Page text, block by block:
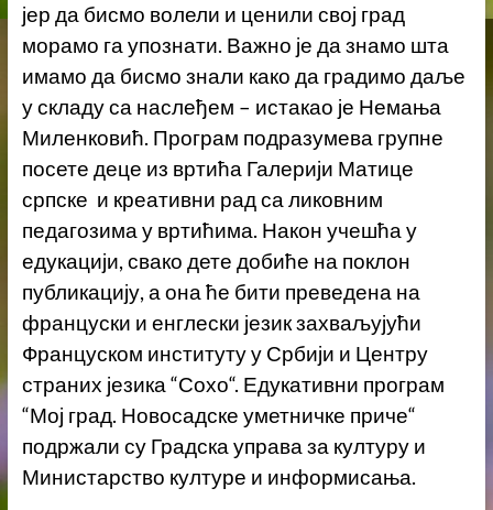
јер да бисмо волели и ценили свој град
морамо га упознати. Важно је да знамо шта
имамо да бисмо знали како да градимо даље
у складу са наслеђем – истакао је Немања
Миленковић. Програм подразумева групне
посете деце из вртића Галерији Матице
српске и креативни рад са ликовним
педагозима у вртићима. Након учешћа у
едукацији, свако дете добиће на поклон
публикацију, а она ће бити преведена на
француски и енглески језик захваљујући
Француском институту у Србији и Центру
страних језика “Сохо“. Едукативни програм
“Мој град. Новосадске уметничке приче“
подржали су Градска управа за културу и
Министарство културе и информисања.